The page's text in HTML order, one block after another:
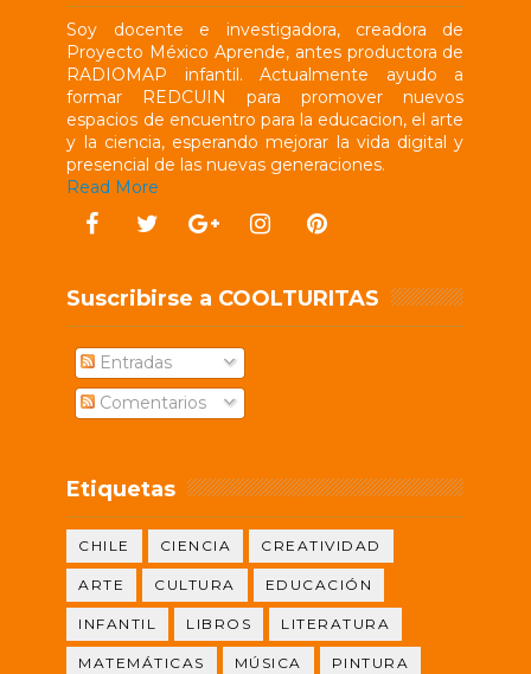
Soy docente e investigadora, creadora de
Proyecto México Aprende, antes productora de
RADIOMAP infantil. Actualmente ayudo a
formar REDCUIN para promover nuevos
espacios de encuentro para la educacion, el arte
y la ciencia, esperando mejorar la vida digital y
presencial de las nuevas generaciones.
Read More
Suscribirse a COOLTURITAS
Entradas
Comentarios
Etiquetas
CHILE CIENCIA CREATIVIDAD
ARTE CULTURA EDUCACIÓN
INFANTIL LIBROS LITERATURA
MATEMÁTICAS MÚSICA PINTURA